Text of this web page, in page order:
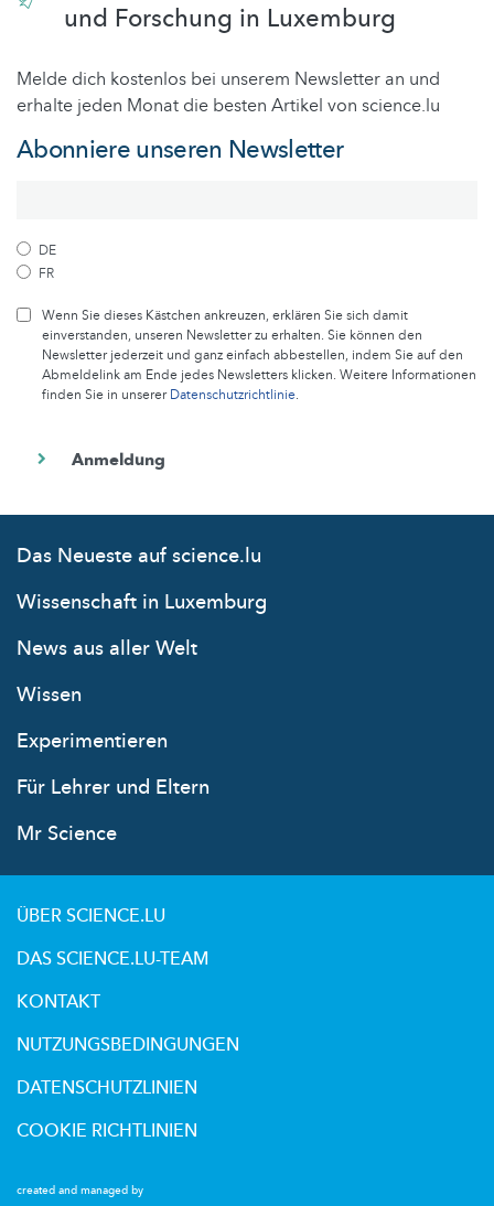
und Forschung in Luxemburg
Melde dich kostenlos bei unserem Newsletter an und
erhalte jeden Monat die besten Artikel von science.lu
Abonniere unseren Newsletter
DE
FR
Wenn Sie dieses Kästchen ankreuzen, erklären Sie sich damit
einverstanden, unseren Newsletter zu erhalten. Sie können den
Newsletter jederzeit und ganz einfach abbestellen, indem Sie auf den
Abmeldelink am Ende jedes Newsletters klicken. Weitere Informationen
finden Sie in unsererDatenschutzrichtlinie.
Das Neueste auf science.lu
Wissenschaft in Luxemburg
News aus aller Welt
Wissen
Experimentieren
Für Lehrer und Eltern
Mr Science
created and managed by
ÜBER SCIENCE.LU
DAS SCIENCE.LU-TEAM
KONTAKT
NUTZUNGSBEDINGUNGEN
DATENSCHUTZLINIEN
COOKIE RICHTLINIEN